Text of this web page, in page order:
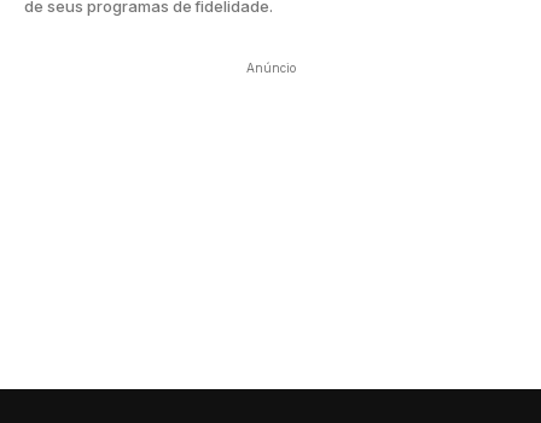
de seus programas de fidelidade.
Anúncio